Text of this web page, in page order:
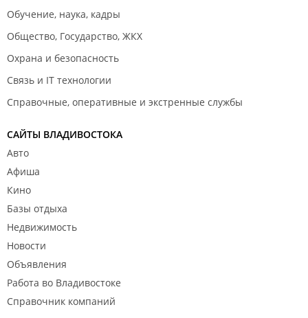
Обучение, наука, кадры
Общество, Государство, ЖКХ
Охрана и безопасность
Связь и IT технологии
Справочные, оперативные и экстренные службы
САЙТЫ ВЛАДИВОСТОКА
Авто
Афиша
Кино
Базы отдыха
Недвижимость
Новости
Объявления
Работа во Владивостоке
Справочник компаний